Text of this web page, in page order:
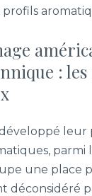
profils
:
développé
parmi
une place
déconsidéré